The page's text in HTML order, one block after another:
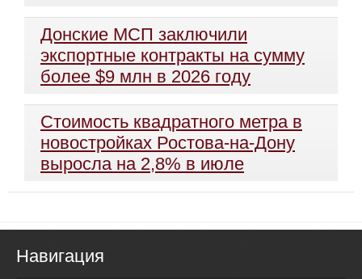
Донские МСП заключили
экспортные контракты на сумму
более $9 млн в 2026 году
Стоимость квадратного метра в
новостройках Ростова-на-Дону
выросла на 2,8% в июле
Навигация